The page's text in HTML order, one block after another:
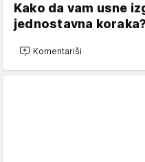
Kako da vam usne
jednostavna koraka?
Komentariši